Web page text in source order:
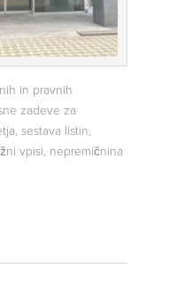
in pravnih
zadeve za
sestava listin,
vpisi, nepremičnina